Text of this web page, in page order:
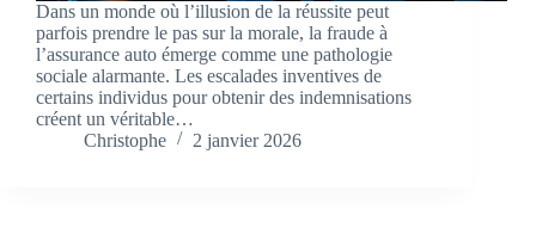
Dans un monde où l’illusion de la réussite peut
parfois prendre le pas sur la morale, la fraude à
l’assurance auto émerge comme une pathologie
sociale alarmante. Les escalades inventives de
certains individus pour obtenir des indemnisations
créent un véritable…
Christophe
2 janvier 2026